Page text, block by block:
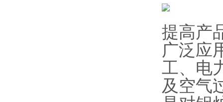
提高产
广泛应
工、电
及空气